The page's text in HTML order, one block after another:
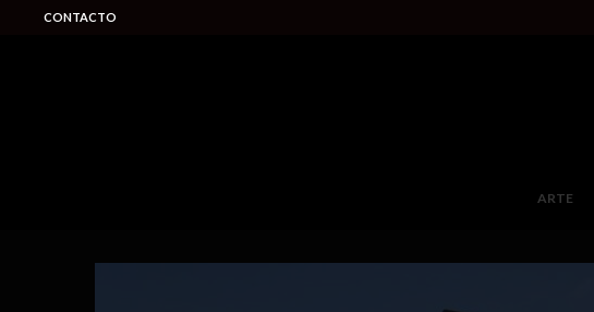
CONTACTO
ARTE